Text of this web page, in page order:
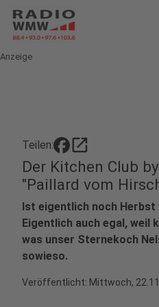
Anzeige
Teilen: open_in_new
Der Kitchen Club
"Paillard vom
Ist eigentlich noch Herbst
Eigentlich auch egal, weil
was unser Sternekoch
sowieso.
Veröffentlicht: Mittwoch,